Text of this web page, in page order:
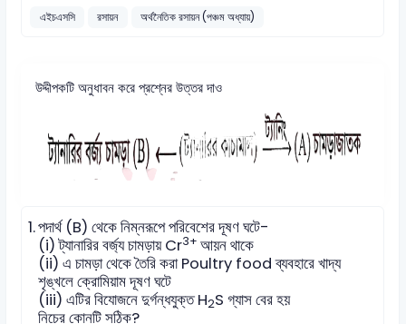
এইচএসসি রসায়ন অর্থনৈতিক রসায়ন (পঞ্চম অধ্যায়)
উদ্দীপকটি অনুধাবন করে প্রশ্নের উত্তর দাও
1.পদার্থ (B) থেকে নিম্নরূপে পরিবেশের দূষণ ঘটে-
(i) ট্যানারির বর্জ্য চামড়ায় Cr3+ আয়ন থাকে
(ii) এ চামড়া থেকে তৈরি করা Poultry food ব্যবহারে খাদ্য
শৃঙ্খলে ক্রোমিয়াম দূষণ ঘটে
(iii) এটির বিযোজনে দুর্গন্ধযুক্ত H2S গ্যাস বের হয়
নিচের কোনটি সঠিক?